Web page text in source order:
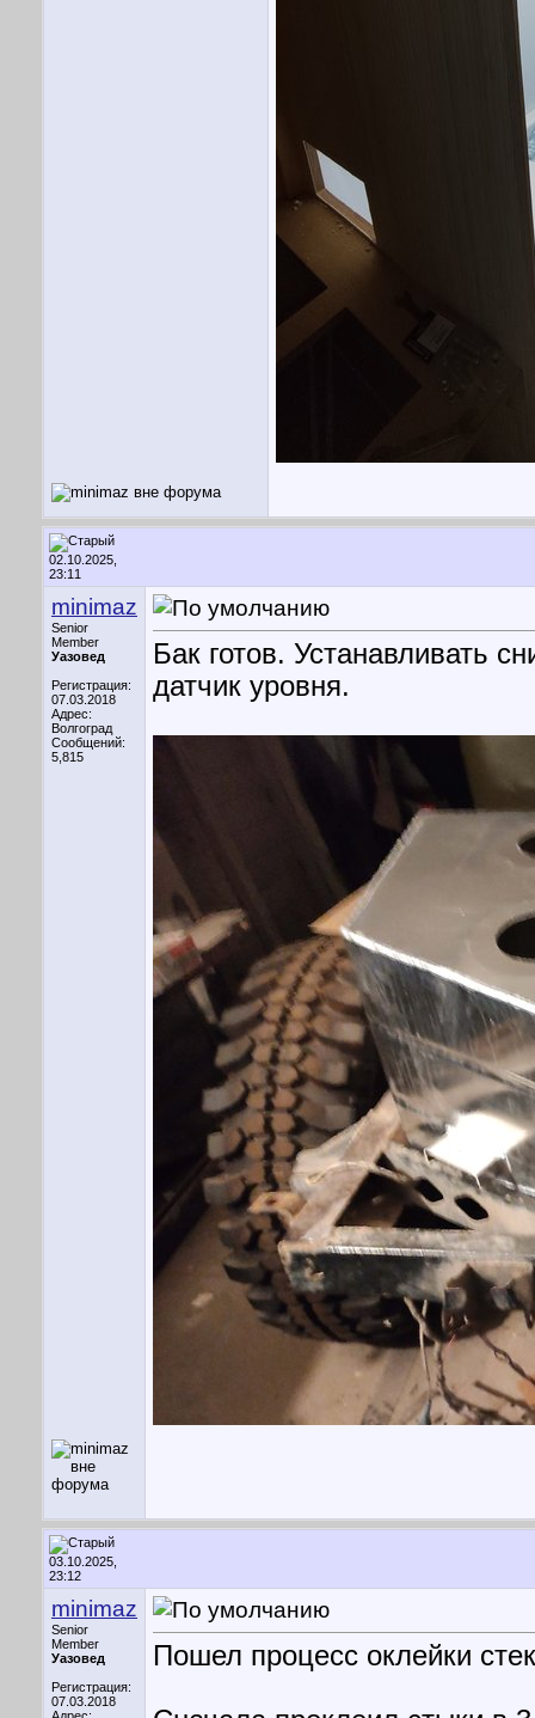
02.10.2025,
23:11
minimaz
Senior
Member
Уазовед
Регистрация:
07.03.2018
Адрес:
Волгоград
Сообщений:
5,815
Бак готов. Устанавливать
датчик уровня.
03.10.2025,
23:12
minimaz
Senior
Member
Уазовед
Регистрация:
07.03.2018
Пошел процесс оклейки